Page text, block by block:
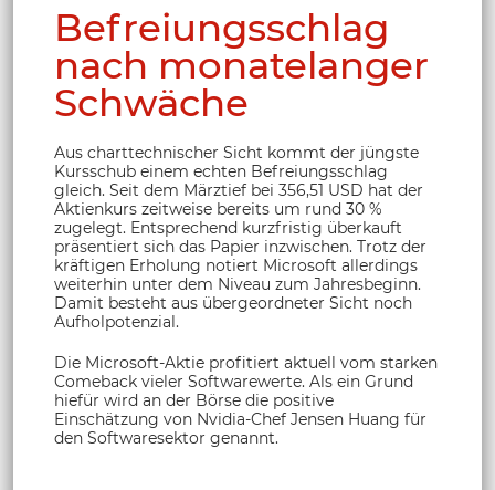
Befreiungsschlag
nach monatelanger
Schwäche
Aus charttechnischer Sicht kommt der jüngste
Kursschub einem echten Befreiungsschlag
gleich. Seit dem Märztief bei 356,51 USD hat der
Aktienkurs zeitweise bereits um rund 30 %
zugelegt. Entsprechend kurzfristig überkauft
präsentiert sich das Papier inzwischen. Trotz der
kräftigen Erholung notiert Microsoft allerdings
weiterhin unter dem Niveau zum Jahresbeginn.
Damit besteht aus übergeordneter Sicht noch
Aufholpotenzial.
Die Microsoft-Aktie profitiert aktuell vom starken
Comeback vieler Softwarewerte. Als ein Grund
hiefür wird an der Börse die positive
Einschätzung von Nvidia-Chef Jensen Huang für
den Softwaresektor genannt.